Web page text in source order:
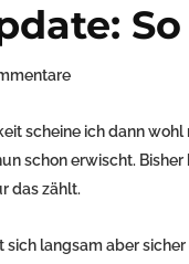
So
scheine ich dann
schon erwischt.
das zählt.
sich langsam aber